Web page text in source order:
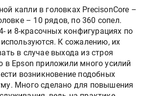
капли в головках PrecisonCore –
– 10 рядов, по 360 сопел.
и 8-красочных конфигурациях по
К сожалению, их
в случае выхода из строя
в Epson приложили много усилий
возникновение подобных
Много сделано для повышения